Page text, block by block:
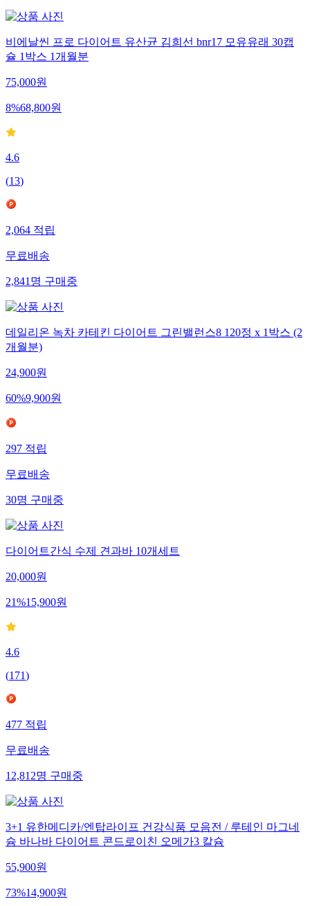
비에날씬 프로 다이어트 유산균 김희선 bnr17 모유유래 30캡
슐 1박스 1개월분
75,000원
8%68,800원
4.6
(13)
2,064적립
무료배송
2,841명구매중
데일리온 녹차 카테킨 다이어트 그린밸런스8 120정 x 1박스 (2
개월분)
24,900원
60%9,900원
297적립
무료배송
30명구매중
다이어트간식 수제 견과바 10개세트
20,000원
21%15,900원
4.6
(171)
477적립
무료배송
12,812명구매중
3+1 유한메디카/엔탑라이프 건강식품 모음전 / 루테인 마그네
슘 바나바 다이어트 콘드로이친 오메가3 칼슘
55,900원
73%14,900원